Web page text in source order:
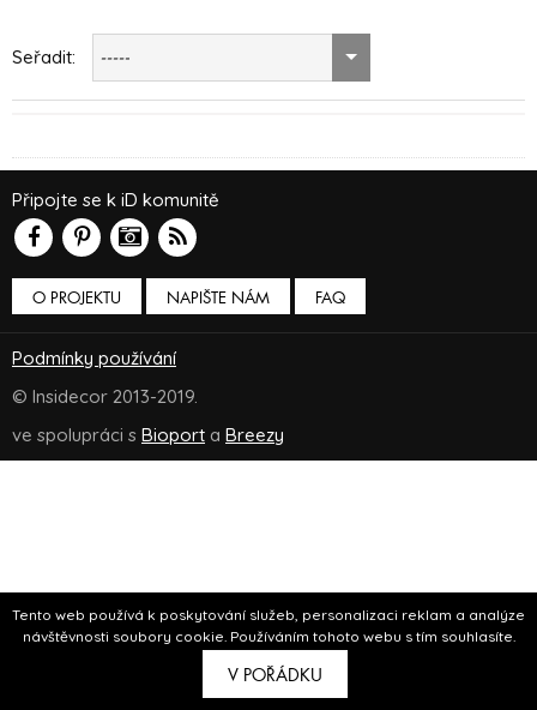
Tento web používá k poskytování služeb, personalizaci reklam a analýze
návštěvnosti soubory cookie. Používáním tohoto webu s tím souhlasíte.
V POŘÁDKU
Seřadit: -----
O PROJEKTU NAPIŠTE NÁM
Připojte se k iD komunitě
FAQ
Podmínky používání
© Insidecor 2013-2019.
ve spolupráci s Bioport a Breezy